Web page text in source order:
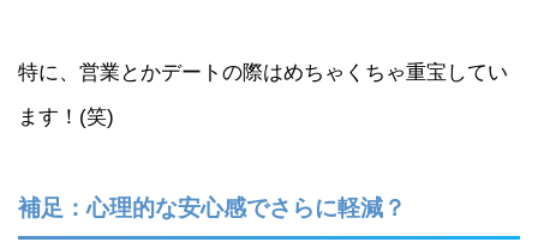
特に、営業とかデートの際はめちゃくちゃ重宝してい
ます！(笑)
補足：心理的な安心感でさらに軽減？